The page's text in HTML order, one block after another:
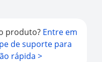
produto? Entre em
de suporte para
rápida >